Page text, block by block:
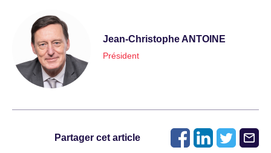
Jean-Christophe ANTOINE
Président
Partager cet article